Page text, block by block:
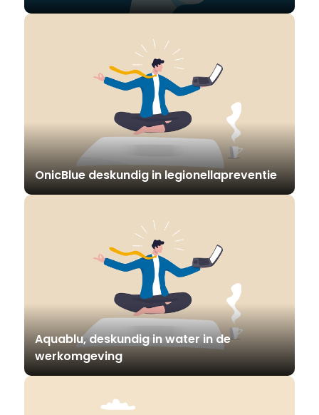
OnicBlue deskundig in legionellapreventie
Aquablu, deskundig in water in de
werkomgeving